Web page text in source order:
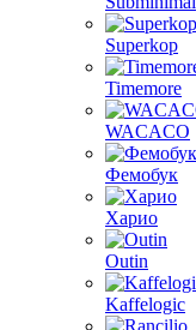
Superkop
Timemore
WACACO
Фемобук
Харио
Outin
Kaffelogic